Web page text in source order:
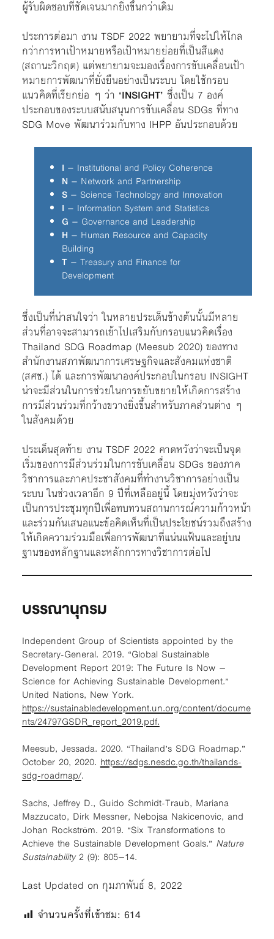
ผู้รับผิดชอบที่ชัดเจนมากยิ่งขึ้นกว่าเดิม
ประการต่อมา งาน TSDF 2022 พยายามที่จะไปให้ไกล
กว่าการหาเป้าหมายหรือเป้าหมายย่อยที่เป็นสีแดง
(สถานะวิกฤต) แต่พยายามจะมองเรื่องการขับเคลื่อนเป้า
หมายการพัฒนาที่ยั่งยืนอย่างเป็นระบบ โดยใช้กรอบ
แนวคิดที่เรียกย่อ ๆ ว่า ‘INSIGHT’ ซึ่งเป็น 7 องค์
ประกอบของระบบสนับสนุนการขับเคลื่อน SDGs ที่ทาง
SDG Move พัฒนาร่วมกับทาง IHPP อันประกอบด้วย
I – Institutional and Policy Coherence
N – Network and Partnership
S – Science Technology and Innovation
I – Information System and Statistics
G – Governance and Leadership
H – Human Resource and Capacity
Building
T – Treasury and Finance for
Development
ซึ่งเป็นที่น่าสนใจว่า ในหลายประเด็นข้างต้นนั้นมีหลาย
ส่วนที่อาจจะสามารถเข้าไปเสริมกับกรอบแนวคิดเรื่อง
Thailand SDG Roadmap (Meesub 2020) ของทาง
สำนักงานสภาพัฒนาการเศรษฐกิจและสังคมแห่งชาติ
(สศช.) ได้ และการพัฒนาองค์ประกอบในกรอบ INSIGHT
น่าจะมีส่วนในการช่วยในการขยับขยายให้เกิดการสร้าง
การมีส่วนร่วมที่กว้างขวางยิ่งขึ้นสำหรับภาคส่วนต่าง ๆ
ในสังคมด้วย
ประเด็นสุดท้าย งาน TSDF 2022 คาดหวังว่าจะเป็นจุด
เริ่มของการมีส่วนร่วมในการขับเคลื่อน SDGs ของภาค
วิชาการและภาคประชาสังคมที่ทำงานวิชาการอย่างเป็น
ระบบ ในช่วงเวลาอีก 9 ปีที่เหลืออยู่นี้ โดยมุ่งหวังว่าจะ
เป็นการประชุมทุกปีเพื่อทบทวนสถานการณ์ความก้าวหน้า
และร่วมกันเสนอแนะข้อคิดเห็นที่เป็นประโยชน์รวมถึงสร้าง
ให้เกิดความร่วมมือเพื่อการพัฒนาที่แน่นแฟ้นและอยู่บน
ฐานของหลักฐานและหลักการทางวิชาการต่อไป
บรรณานุกรม
Independent Group of Scientists appointed by the
Secretary-General. 2019. “Global Sustainable
Development Report 2019: The Future Is Now –
Science for Achieving Sustainable Development.”
United Nations, New York.
https://sustainabledevelopment.un.org/content/docume
nts/24797GSDR_report_2019.pdf.
Meesub, Jessada. 2020. “Thailand’s SDG Roadmap.”
October 20, 2020. https://sdgs.nesdc.go.th/thailands-
sdg-roadmap/.
Sachs, Jeffrey D., Guido Schmidt-Traub, Mariana
Mazzucato, Dirk Messner, Nebojsa Nakicenovic, and
Johan Rockström. 2019. “Six Transformations to
Achieve the Sustainable Development Goals.” Nature
Sustainability2 (9): 805–14.
Last Updated on กุมภาพันธ์ 8, 2022
จำนวนครั้งที่เข้าชม: 614